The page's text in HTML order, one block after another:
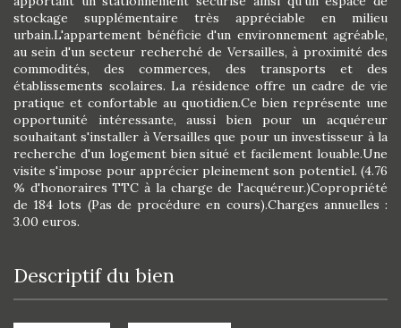
stockage supplémentaire très appréciable en milieu
urbain.L'appartement bénéficie d'un environnement agréable,
au sein d'un secteur recherché de Versailles, à proximité des
commodités, des commerces, des transports et des
établissements scolaires. La résidence offre un cadre de vie
pratique et confortable au quotidien.Ce bien représente une
opportunité intéressante, aussi bien pour un acquéreur
souhaitant s'installer à Versailles que pour un investisseur à la
recherche d'un logement bien situé et facilement louable.Une
visite s'impose pour apprécier pleinement son potentiel. (4.76
% d'honoraires TTC à la charge de l'acquéreur.)Copropriété
de 184 lots (Pas de procédure en cours).Charges annuelles :
3.00 euros.
descriptif du bien